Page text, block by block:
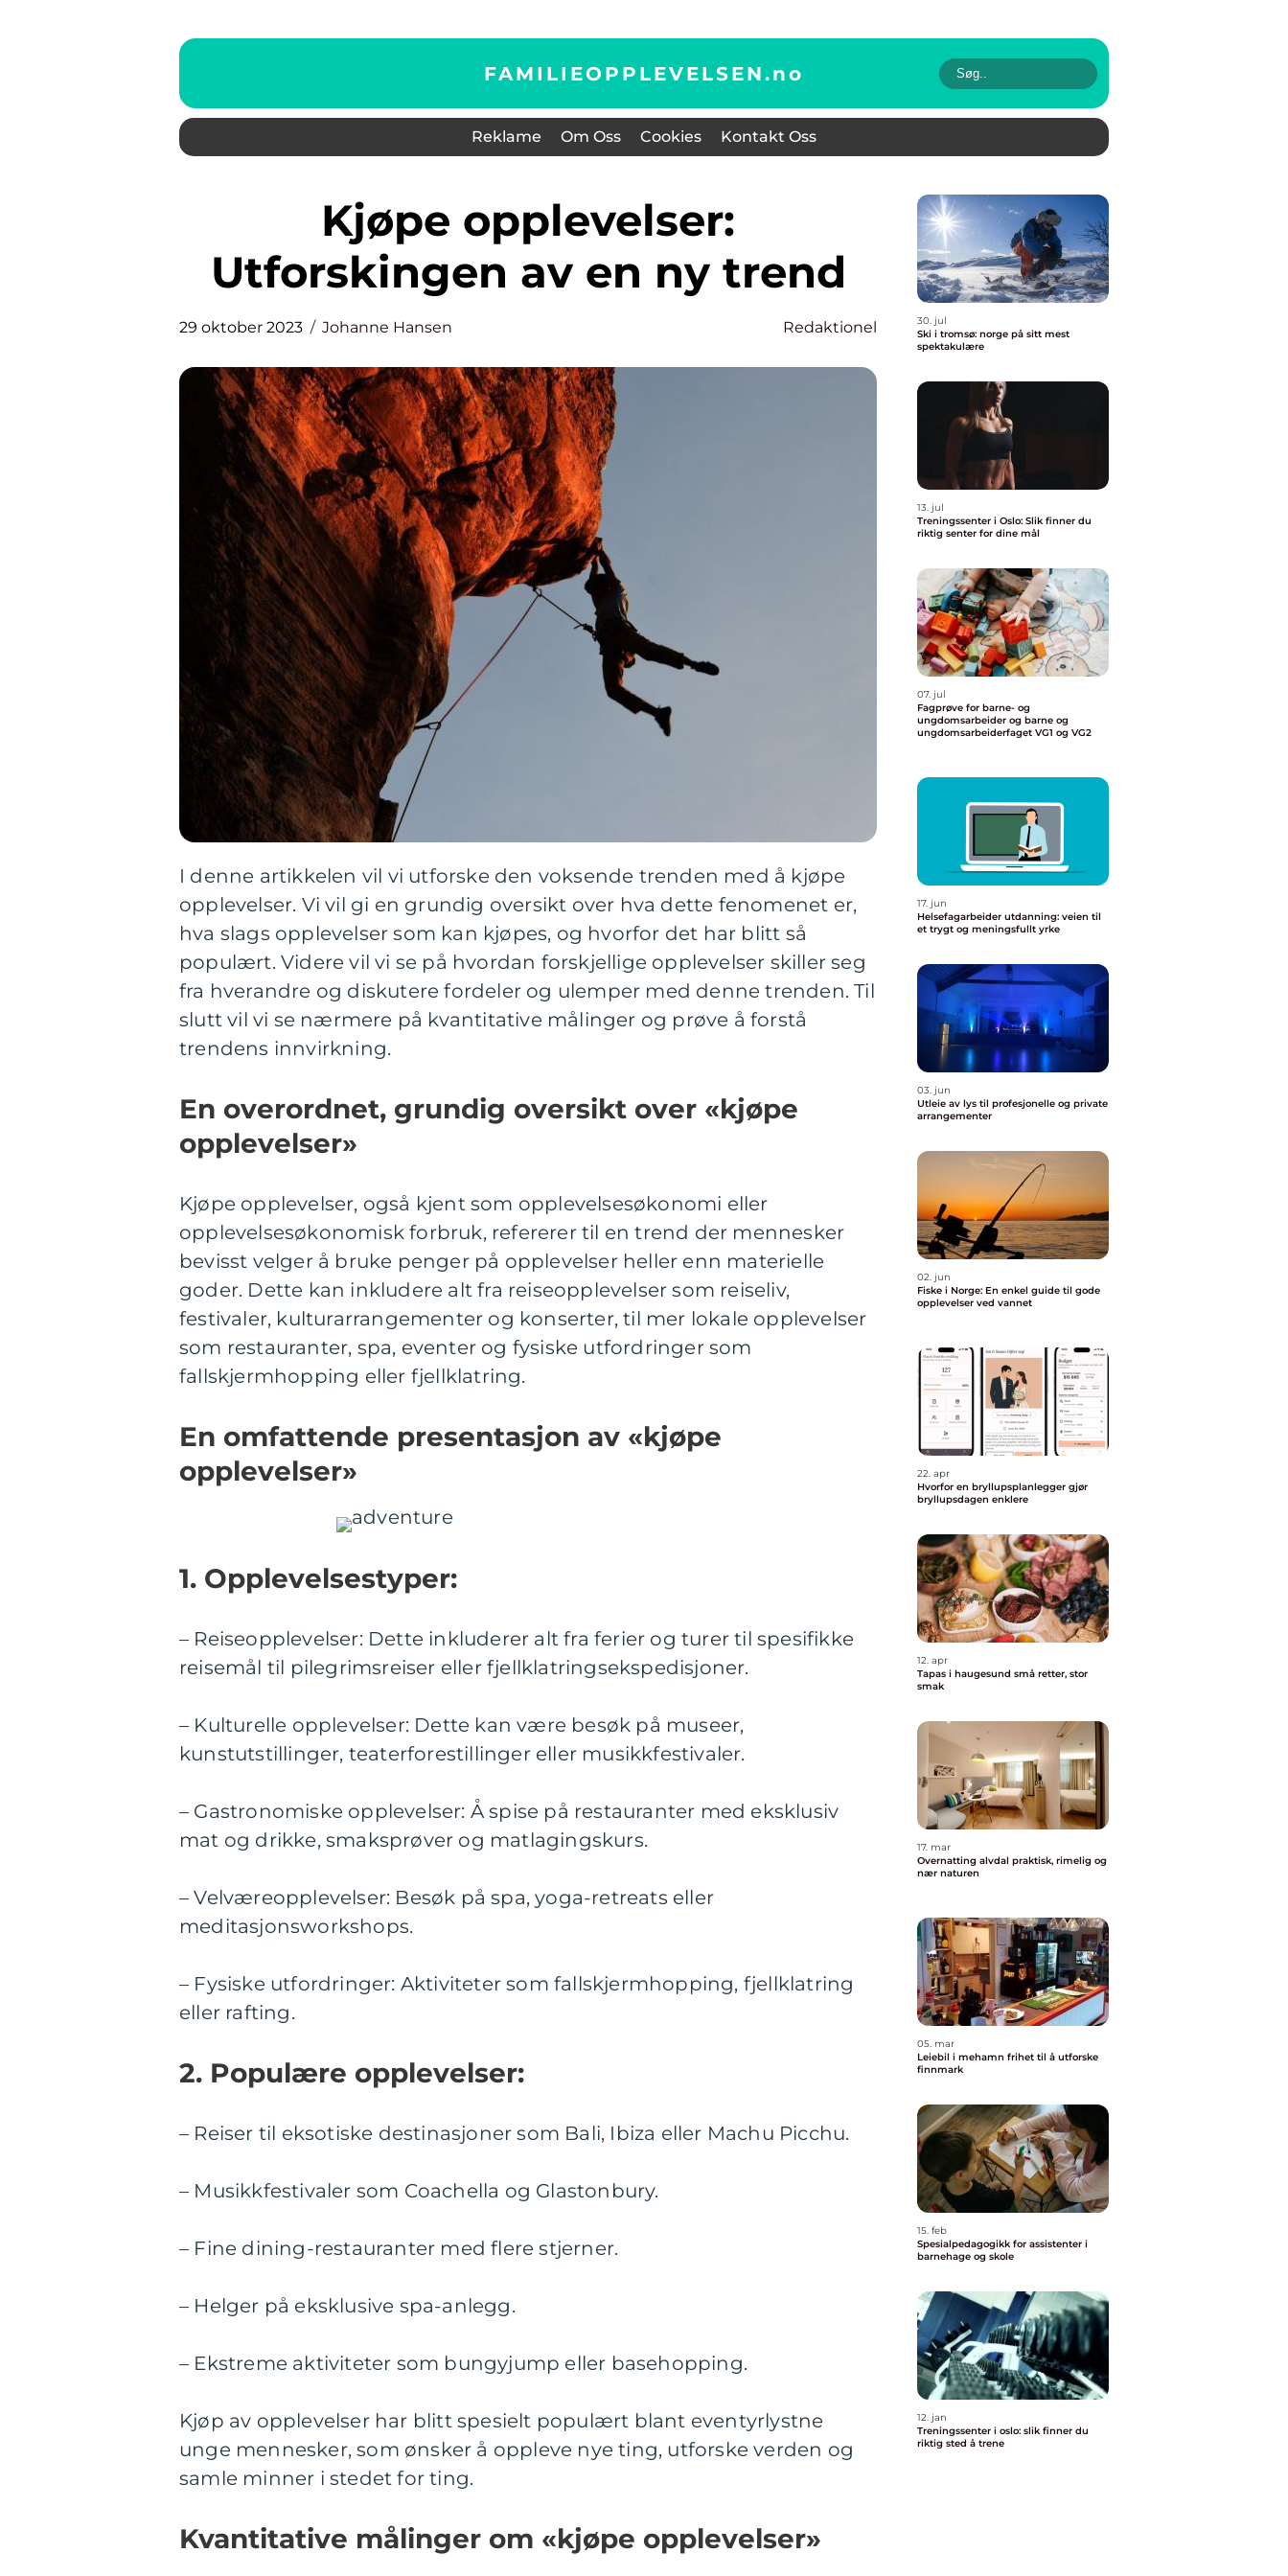
FAMILIEOPPLEVELSEN.no
Reklame Om Oss Cookies Kontakt Oss
Kjøpe opplevelser:
Utforskingen av en ny trend
29 oktober 2023 Johanne Hansen Redaktionel
I denne artikkelen vil vi utforske den voksende trenden med å kjøpe
opplevelser. Vi vil gi en grundig oversikt over hva dette fenomenet er,
hva slags opplevelser som kan kjøpes, og hvorfor det har blitt så
populært. Videre vil vi se på hvordan forskjellige opplevelser skiller seg
fra hverandre og diskutere fordeler og ulemper med denne trenden. Til
slutt vil vi se nærmere på kvantitative målinger og prøve å forstå
trendens innvirkning.
En overordnet, grundig oversikt over «kjøpe
opplevelser»
Kjøpe opplevelser, også kjent som opplevelsesøkonomi eller
opplevelsesøkonomisk forbruk, refererer til en trend der mennesker
bevisst velger å bruke penger på opplevelser heller enn materielle
goder. Dette kan inkludere alt fra reiseopplevelser som reiseliv,
festivaler, kulturarrangementer og konserter, til mer lokale opplevelser
som restauranter, spa, eventer og fysiske utfordringer som
fallskjermhopping eller fjellklatring.
En omfattende presentasjon av «kjøpe
opplevelser»
1. Opplevelsestyper:
– Reiseopplevelser: Dette inkluderer alt fra ferier og turer til spesifikke
reisemål til pilegrimsreiser eller fjellklatringsekspedisjoner.
– Kulturelle opplevelser: Dette kan være besøk på museer,
kunstutstillinger, teaterforestillinger eller musikkfestivaler.
– Gastronomiske opplevelser: Å spise på restauranter med eksklusiv
mat og drikke, smaksprøver og matlagingskurs.
– Velværeopplevelser: Besøk på spa, yoga-retreats eller
meditasjonsworkshops.
– Fysiske utfordringer: Aktiviteter som fallskjermhopping, fjellklatring
eller rafting.
2. Populære opplevelser:
– Reiser til eksotiske destinasjoner som Bali, Ibiza eller Machu Picchu.
– Musikkfestivaler som Coachella og Glastonbury.
– Fine dining-restauranter med flere stjerner.
– Helger på eksklusive spa-anlegg.
– Ekstreme aktiviteter som bungyjump eller basehopping.
Kjøp av opplevelser har blitt spesielt populært blant eventyrlystne
unge mennesker, som ønsker å oppleve nye ting, utforske verden og
samle minner i stedet for ting.
Kvantitative målinger om «kjøpe opplevelser»
30. jul
Ski i tromsø: norge på sitt mest
spektakulære
13. jul
Treningssenter i Oslo: Slik finner du
riktig senter for dine mål
07. jul
Fagprøve for barne- og
ungdomsarbeider og barne og
ungdomsarbeiderfaget VG1 og VG2
17. jun
Helsefagarbeider utdanning: veien til
et trygt og meningsfullt yrke
03. jun
Utleie av lys til profesjonelle og private
arrangementer
02. jun
Fiske i Norge: En enkel guide til gode
opplevelser ved vannet
22. apr
Hvorfor en bryllupsplanlegger gjør
bryllupsdagen enklere
12. apr
Tapas i haugesund små retter, stor
smak
17. mar
Overnatting alvdal praktisk, rimelig og
nær naturen
05. mar
Leiebil i mehamn frihet til å utforske
finnmark
15. feb
Spesialpedagogikk for assistenter i
barnehage og skole
12. jan
Treningssenter i oslo: slik finner du
riktig sted å trene